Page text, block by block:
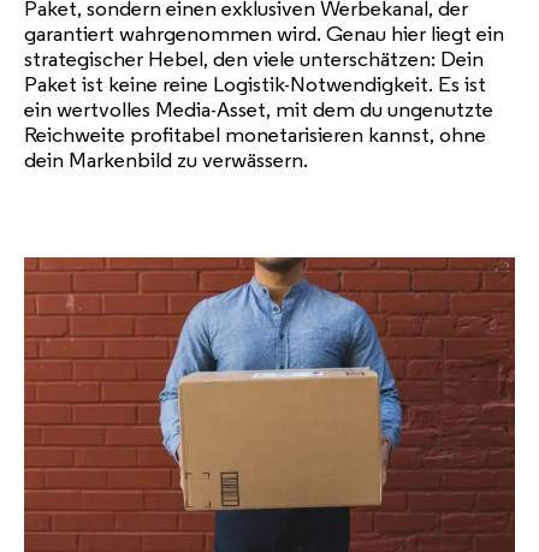
Paket, sondern einen exklusiven Werbekanal, der
garantiert wahrgenommen wird. Genau hier liegt ein
strategischer Hebel, den viele unterschätzen: Dein
Paket ist keine reine Logistik-Notwendigkeit. Es ist
ein wertvolles Media-Asset, mit dem du ungenutzte
Reichweite profitabel monetarisieren kannst, ohne
dein Markenbild zu verwässern.